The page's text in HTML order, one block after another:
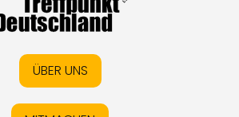
ÜBER UNS